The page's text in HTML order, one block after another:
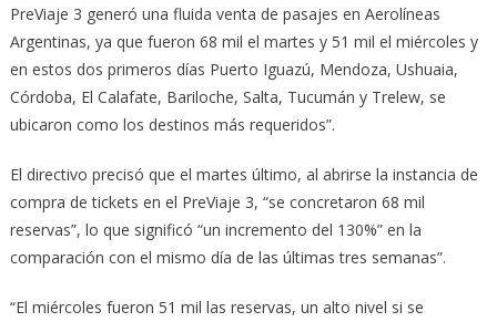
PreViaje 3 generó una fluida venta de pasajes en Aerolíneas
Argentinas, ya que fueron 68 mil el martes y 51 mil el miércoles y
en estos dos primeros días Puerto Iguazú, Mendoza, Ushuaia,
Córdoba, El Calafate, Bariloche, Salta, Tucumán y Trelew, se
ubicaron como los destinos más requeridos”.
El directivo precisó que el martes último, al abrirse la instancia de
compra de tickets en el PreViaje 3, “se concretaron 68 mil
reservas”, lo que significó “un incremento del 130%” en la
comparación con el mismo día de las últimas tres semanas”.
“El miércoles fueron 51 mil las reservas, un alto nivel si se